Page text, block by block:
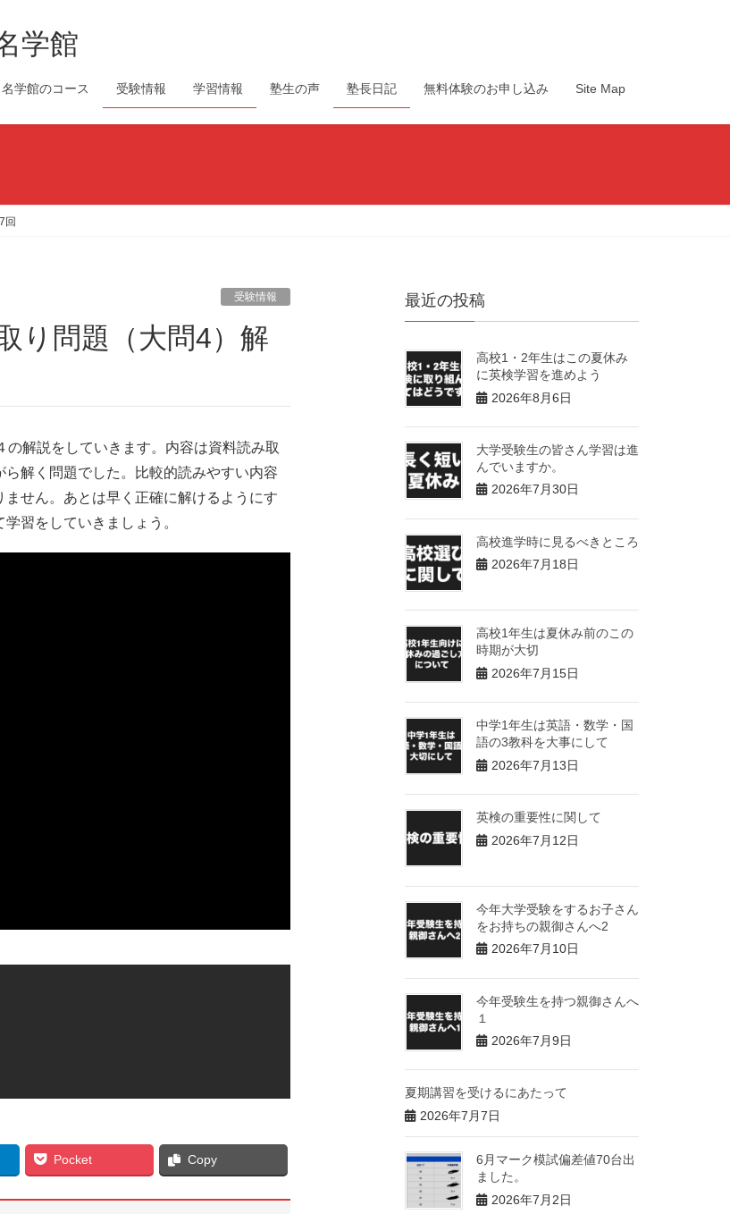
学館
名学館のコース 受験情報 学習情報 塾生の声 塾長日記 無料体験のお申し込み Site Map
回
受験情報
解説をしていきます。内容は資料読み取
解く問題でした。比較的読みやすい内容
せん。あとは早く正確に解けるようにす
習をしていきましょう。
Pocket Copy
最近の投稿
高校1・2年生はこの夏休み
に英検学習を進めよう
2026年8月6日
大学受験生の皆さん学習は進
んでいますか。
2026年7月30日
高校進学時に見るべきところ
2026年7月18日
高校1年生は夏休み前のこの
時期が大切
2026年7月15日
中学1年生は英語・数学・国
語の3教科を大事にして
2026年7月13日
英検の重要性に関して
2026年7月12日
今年大学受験をするお子さん
をお持ちの親御さんへ2
2026年7月10日
今年受験生を持つ親御さんへ
１
2026年7月9日
夏期講習を受けるにあたって
2026年7月7日
6月マーク模試偏差値70台出
ました。
2026年7月2日